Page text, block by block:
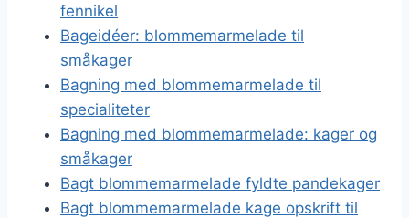
fennikel
Bageidéer: blommemarmelade til
småkager
Bagning med blommemarmelade til
specialiteter
Bagning med blommemarmelade: kager og
småkager
Bagt blommemarmelade fyldte pandekager
Bagt blommemarmelade kage opskrift til